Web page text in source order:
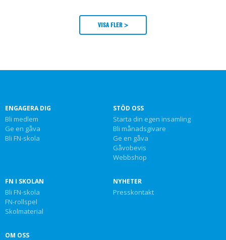
VISA FLER >
ENGAGERA DIG
Bli medlem
Ge en gåva
Bli FN-skola
STÖD OSS
Starta din egen insamling
Bli månadsgivare
Ge en gåva
Gåvobevis
Webbshop
FN I SKOLAN
Bli FN-skola
FN-rollspel
Skolmaterial
NYHETER
Presskontakt
OM OSS